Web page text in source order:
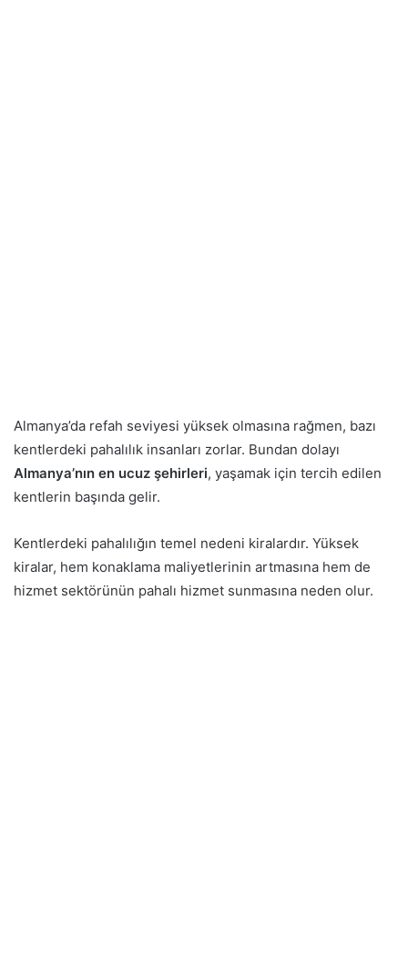
Almanya’da refah seviyesi yüksek olmasına rağmen, bazı
kentlerdeki pahalılık insanları zorlar. Bundan dolayı
Almanya’nın en ucuz şehirleri, yaşamak için tercih edilen
kentlerin başında gelir.
Kentlerdeki pahalılığın temel nedeni kiralardır. Yüksek
kiralar, hem konaklama maliyetlerinin artmasına hem de
hizmet sektörünün pahalı hizmet sunmasına neden olur.